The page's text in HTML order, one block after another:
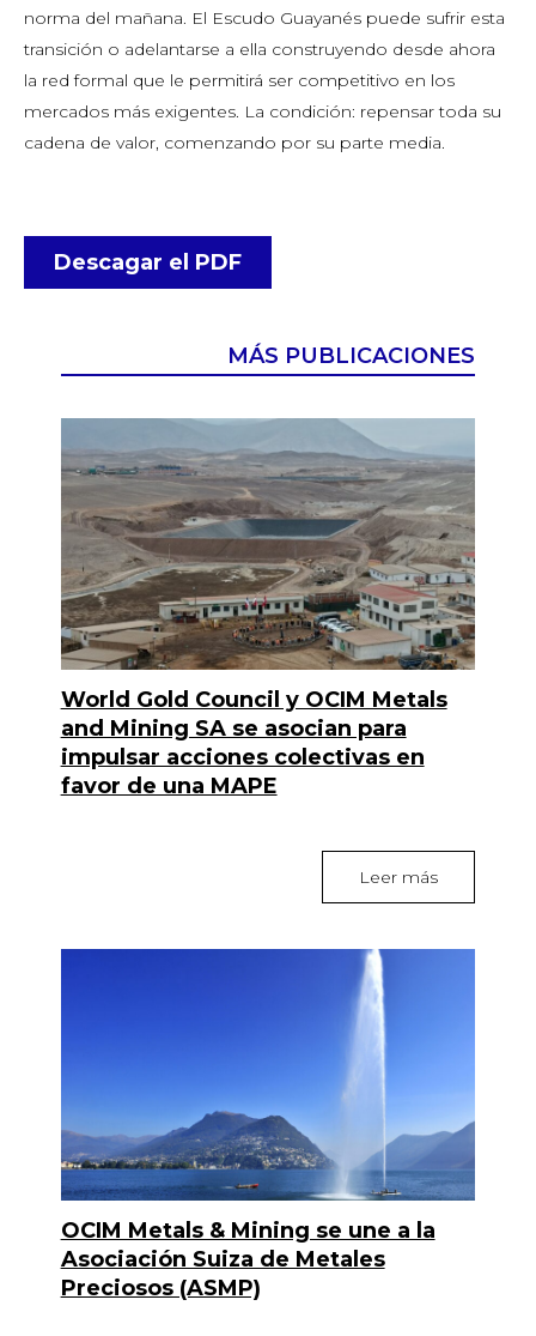
norma del mañana. El Escudo Guayanés puede sufrir esta
transición o adelantarse a ella construyendo desde ahora
la red formal que le permitirá ser competitivo en los
mercados más exigentes. La condición: repensar toda su
cadena de valor, comenzando por su parte media.
Descagar el PDF
MÁS PUBLICACIONES
World Gold Council y OCIM Metals
and Mining SA se asocian para
impulsar acciones colectivas en
favor de una MAPE
Leer más
OCIM Metals & Mining se une a la
Asociación Suiza de Metales
Preciosos (ASMP)